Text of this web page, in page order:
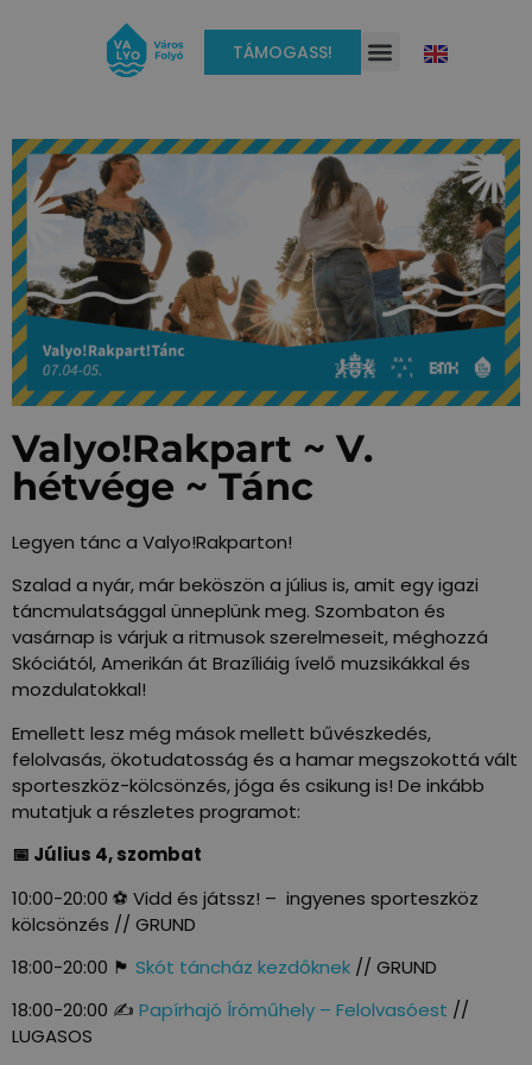
TÁMOGASS!
Valyo!Rakpart ~ V.
hétvége ~ Tánc
Legyen tánc a Valyo!Rakparton!
Szalad a nyár, már beköszön a július is, amit egy igazi
táncmulatsággal ünneplünk meg. Szombaton és
vasárnap is várjuk a ritmusok szerelmeseit, méghozzá
Skóciától, Amerikán át Brazíliáig ívelő muzsikákkal és
mozdulatokkal!
Emellett lesz még mások mellett bűvészkedés,
felolvasás, ökotudatosság és a hamar megszokottá vált
sporteszköz-kölcsönzés, jóga és csikung is! De inkább
mutatjuk a részletes programot:
📅 Július 4, szombat
10:00-20:00 ⚽ Vidd és játssz! – ingyenes sporteszköz
kölcsönzés // GRUND
18:00-20:00 🏴󠁧󠁢󠁳󠁣󠁴󠁿 Skót táncház kezdőknek // GRUND
18:00-20:00 ✍️ Papírhajó Íróműhely – Felolvasóest //
LUGASOS